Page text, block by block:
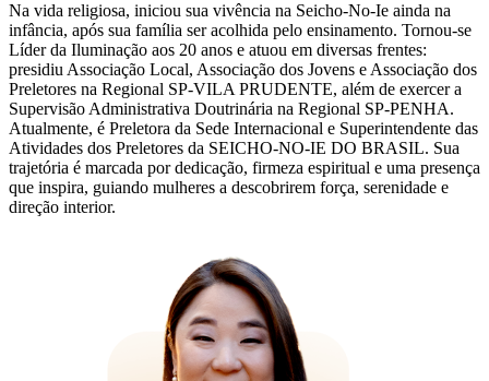
Na vida religiosa, iniciou sua vivência na Seicho-No-Ie ainda na
infância, após sua família ser acolhida pelo ensinamento. Tornou-se
Líder da Iluminação aos 20 anos e atuou em diversas frentes:
presidiu Associação Local, Associação dos Jovens e Associação dos
Preletores na Regional SP-VILA PRUDENTE, além de exercer a
Supervisão Administrativa Doutrinária na Regional SP-PENHA.
Atualmente, é Preletora da Sede Internacional e Superintendente das
Atividades dos Preletores da SEICHO-NO-IE DO BRASIL. Sua
trajetória é marcada por dedicação, firmeza espiritual e uma presença
que inspira, guiando mulheres a descobrirem força, serenidade e
direção interior.